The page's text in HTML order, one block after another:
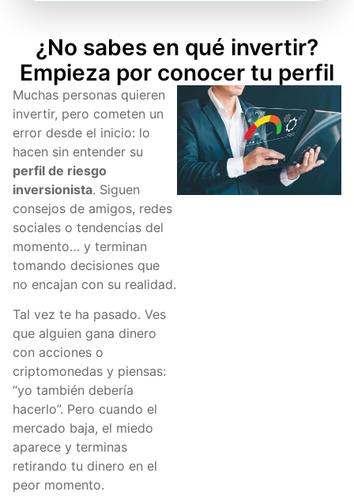
¿No sabes en qué invertir?
Empieza por conocer tu perfil
Muchas personas quieren
invertir, pero cometen un
error desde el inicio: lo
hacen sin entender su
perfil de riesgo
inversionista. Siguen
consejos de amigos, redes
sociales o tendencias del
momento… y terminan
tomando decisiones que
no encajan con su realidad.
Tal vez te ha pasado. Ves
que alguien gana dinero
con acciones o
criptomonedas y piensas:
“yo también debería
hacerlo”. Pero cuando el
mercado baja, el miedo
aparece y terminas
retirando tu dinero en el
peor momento.